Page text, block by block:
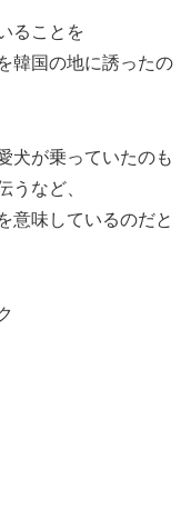
ることを
韓国の地に誘ったの
犬が乗っていたのも
うなど、
意味しているのだと